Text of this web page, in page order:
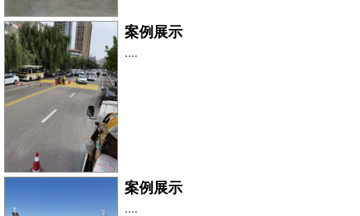
案例展示
....
案例展示
....